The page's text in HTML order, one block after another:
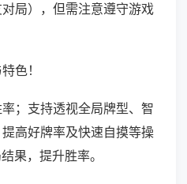
局），但需注意遵守游戏
色！
；支持透视全局牌型、智
高好牌率及快速自摸等操
果，提升胜率。